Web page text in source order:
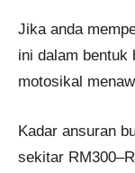
Jika anda
ini dalam bentuk
motosikal
Kadar ansuran
sekitar